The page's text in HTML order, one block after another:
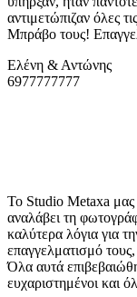
αντιμετώπιζαν όλες
Μπράβο τους!
Ελένη & Αντώνης
6977777777
Το Studio Metaxa
αναλάβει τη
καλύτερα λόγια για
επαγγελματισμό τους,
Όλα αυτά
ευχαριστημένοι και